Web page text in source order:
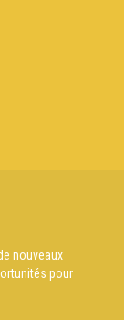
nouveaux
pour